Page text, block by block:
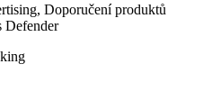
Doporučení produktů
Defender